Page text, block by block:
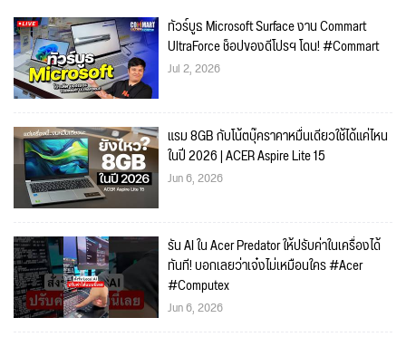
ทัวร์บูธ Microsoft Surface งาน Commart
UltraForce ช็อปของดีโปรฯ โดน! #Commart
Jul 2, 2026
แรม 8GB กับโน้ตบุ๊คราคาหมื่นเดียวใช้ได้แค่ไหน
ในปี 2026 | ACER Aspire Lite 15
Jun 6, 2026
รัน AI ใน Acer Predator ให้ปรับค่าในเครื่องได้
ทันที! บอกเลยว่าเจ๋งไม่เหมือนใคร #Acer
#Computex
Jun 6, 2026